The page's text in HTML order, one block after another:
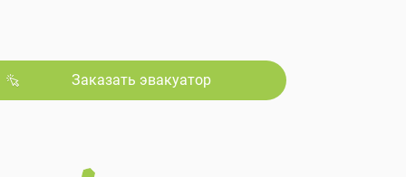
Заказать эвакуатор